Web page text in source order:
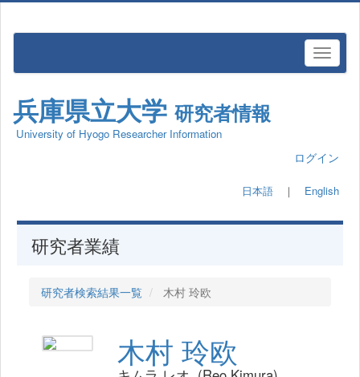
兵庫県立大学 研究者情報
University of Hyogo Researcher Information
ログイン
日本語 ｜ English
研究者業績
研究者検索結果一覧 木村 玲欧
木村 玲欧